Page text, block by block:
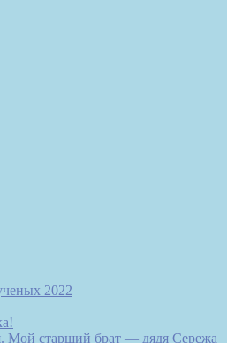
2022
Мой старший брат — дядя Сережа